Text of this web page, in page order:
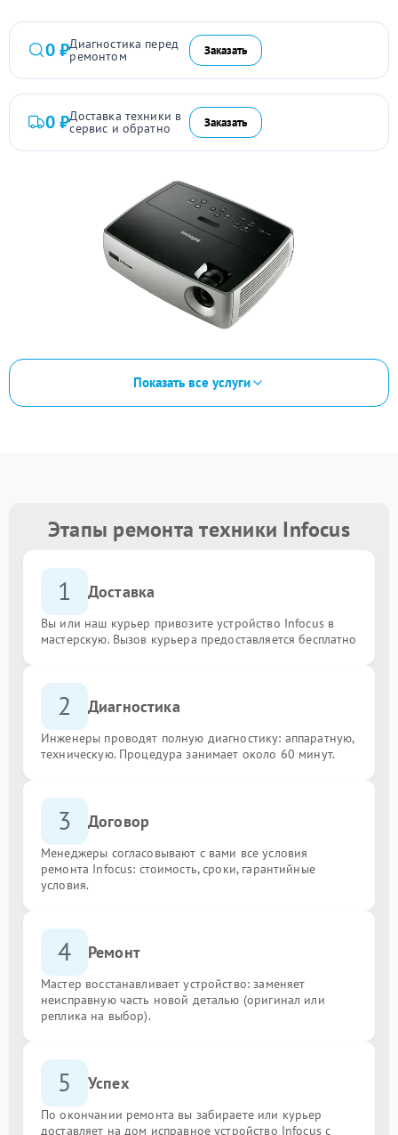
0 ₽Диагностика перед
ремонтом Заказать
0 ₽Доставка техники в
сервис и обратно Заказать
Показать все услуги
Этапы ремонта техники Infocus
1 Доставка
Вы или наш курьер привозите устройство Infocus в
мастерскую. Вызов курьера предоставляется бесплатно
2 Диагностика
Инженеры проводят полную диагностику: аппаратную,
техническую. Процедура занимает около 60 минут.
3 Договор
Менеджеры согласовывают с вами все условия
ремонта Infocus: стоимость, сроки, гарантийные
условия.
4 Ремонт
Мастер восстанавливает устройство: заменяет
неисправную часть новой деталью (оригинал или
реплика на выбор).
5 Успех
По окончании ремонта вы забираете или курьер
доставляет на дом исправное устройство Infocus с